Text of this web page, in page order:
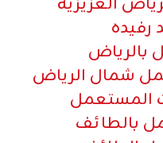
رفيده
بالرياض
شمال الرياض
المستعمل
بالطائف